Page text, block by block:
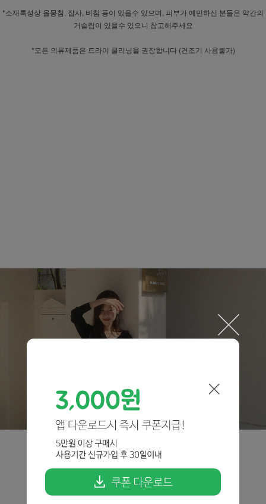
*소재특성상 올뭉침, 잡사, 비침 등이 있을수 있으며, 피부가 예민하신 분들은 약간의
거슬림이 있을수 있으니 참고해주세요
*모든 의류제품은 드라이 클리닝을 권장합니다 (건조기 사용불가)